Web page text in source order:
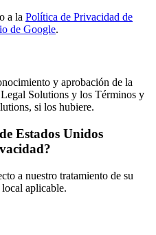
a la Política de Privacidad de
de Google.
y aprobación de la
Solutions y los Términos y
si los hubiere.
Estados Unidos
a nuestro tratamiento de su
aplicable.